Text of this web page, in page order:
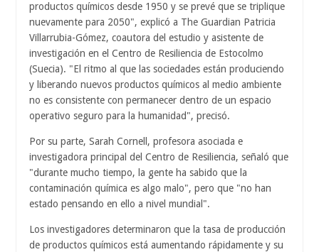
productos químicos desde 1950 y se prevé que se triplique
nuevamente para 2050", explicó a The Guardian Patricia
Villarrubia-Gómez, coautora del estudio y asistente de
investigación en el Centro de Resiliencia de Estocolmo
(Suecia). "El ritmo al que las sociedades están produciendo
y liberando nuevos productos químicos al medio ambiente
no es consistente con permanecer dentro de un espacio
operativo seguro para la humanidad", precisó.
Por su parte, Sarah Cornell, profesora asociada e
investigadora principal del Centro de Resiliencia, señaló que
"durante mucho tiempo, la gente ha sabido que la
contaminación química es algo malo", pero que "no han
estado pensando en ello a nivel mundial".
Los investigadores determinaron que la tasa de producción
de productos químicos está aumentando rápidamente y su